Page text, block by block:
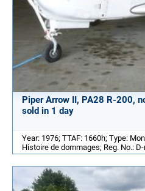
Piper Arrow II, PA28 R-200,
sold in 1 day
Year: 1976; TTAF: 1660h; Type:
Histoire de dommages; Reg. No.: